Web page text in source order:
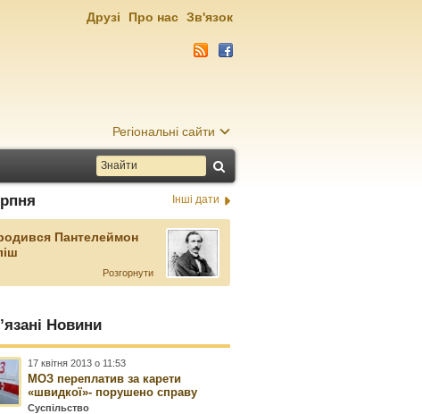
Регіональні сайти
Друзі Про нас Зв'язок
Інші дати
Пантелеймон
Розгорнути
Новини
17 квітня 2013 о 11:53
МОЗ переплатив за карети
«швидкої»- порушено справу
Суспільство